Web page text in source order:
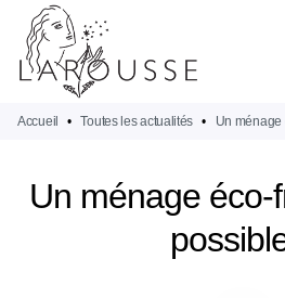
MENU
PIED DE PAGE
Accueil • Toutes les actualités • Un ménage
Un ménage éco-